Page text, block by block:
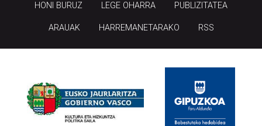
HONI BURUZ LEGE OHARRA PUBLIZITATEA
ARAUAK HARREMANETARAKO RSS